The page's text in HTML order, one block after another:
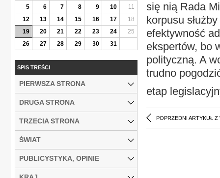
się nią Rada
korpusu
efektywność
ekspertów, bo
polityczną. A
trudno
etap
POPRZEDNI ARTYKUŁ Z
5
6 7 8 9 10
11
12
13 14 15 16 17
18
19
20 21 22 23 24
25
26
27 28 29 30 31
SPIS TREŚCI
PIERWSZA STRONA
DRUGA STRONA
TRZECIA STRONA
ŚWIAT
PUBLICYSTYKA, OPINIE